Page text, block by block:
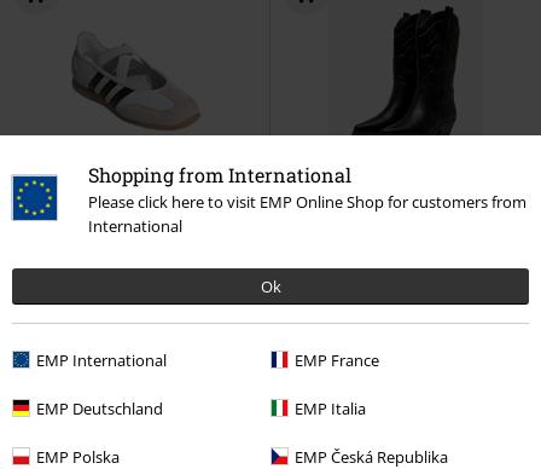
Shopping from International
Please click here to visit EMP Online Shop for customers from
International
Ok
EMP International EMP France
EMP Deutschland EMP Italia
EMP Polska EMP Česká Republika
Stock bajo Stock bajo